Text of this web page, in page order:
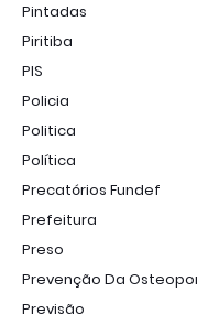
Pintadas
Piritiba
PIS
Policia
Politica
Política
Precatórios Fundef
Prefeitura
Preso
Prevenção Da
Previsão